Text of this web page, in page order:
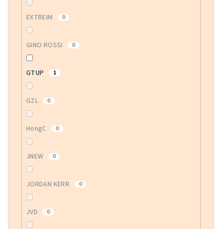
EXTREIM 0
GINO ROSSI 0
GTUP 1
GZL 0
HongC 0
JNEW 0
JORDAN KERR 0
JVD 0